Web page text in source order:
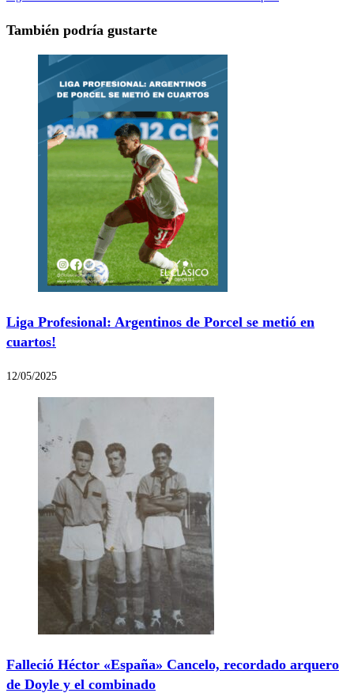
También podría gustarte
Liga Profesional: Argentinos de Porcel se metió en
cuartos!
12/05/2025
Falleció Héctor «España» Cancelo, recordado arquero
de Doyle y el combinado